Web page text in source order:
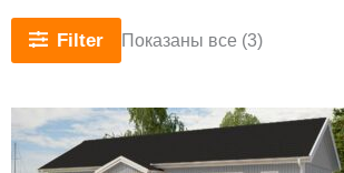
Filter Показаны все (3)
недавние